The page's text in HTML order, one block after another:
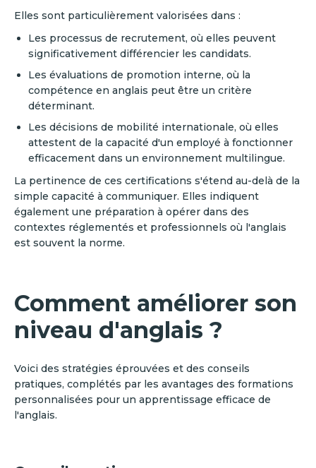
Elles sont particulièrement valorisées dans :
Les processus de recrutement, où elles peuvent
significativement différencier les candidats.
Les évaluations de promotion interne, où la
compétence en anglais peut être un critère
déterminant.
Les décisions de mobilité internationale, où elles
attestent de la capacité d'un employé à fonctionner
efficacement dans un environnement multilingue.
La pertinence de ces certifications s'étend au-delà de la
simple capacité à communiquer. Elles indiquent
également une préparation à opérer dans des
contextes réglementés et professionnels où l'anglais
est souvent la norme.
Comment améliorer son
niveau d'anglais ?
Voici des stratégies éprouvées et des conseils
pratiques, complétés par les avantages des formations
personnalisées pour un apprentissage efficace de
l'anglais.